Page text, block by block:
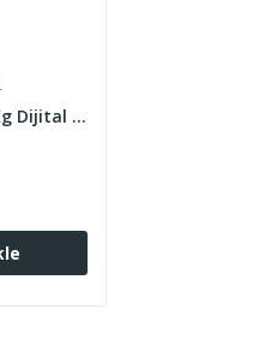
Necklife 3 Ton 1 Kg Dijital Vinç Baskül Askı...